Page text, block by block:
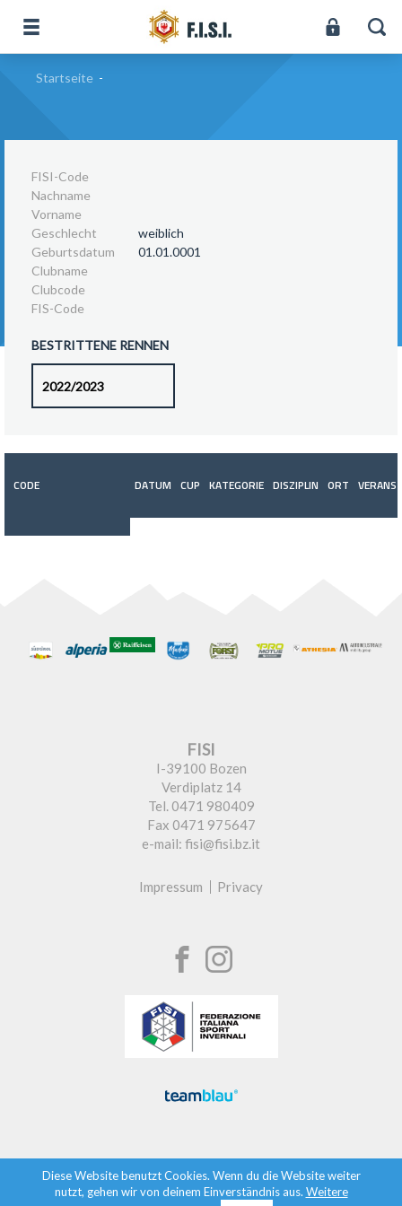
Startseite -
FISI-Code
Nachname
Vorname
Geschlecht
weiblich
Geburtsdatum
01.01.0001
Clubname
Clubcode
FIS-Code
BESTRITTENE RENNEN
CODE DATUM CUP KATEGORIE DISZIPLIN ORT
FISI
I-39100 Bozen
Verdiplatz 14
Tel. 0471 980409
Fax 0471 975647
e-mail: fisi@fisi.bz.it
Impressum Privacy
Diese Website benutzt Cookies. Wenn du die Website weiter
nutzt, gehen wir von deinem Einverständnis aus. Weitere